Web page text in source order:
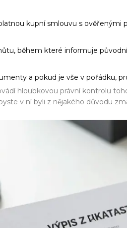
kupní smlouvu s ověřenými
během které informuje
a pokud je vše v pořádku,
hloubkovou právní kontrolu
v ní byli z nějakého důvodu